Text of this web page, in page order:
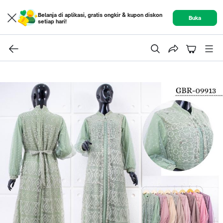
Belanja di aplikasi, gratis ongkir & kupon diskon
setiap hari!
Buka